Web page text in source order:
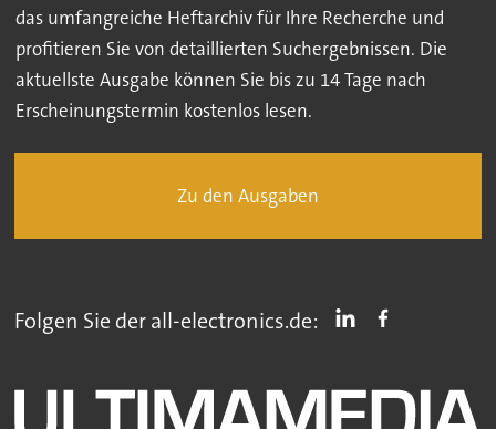
das umfangreiche Heftarchiv für Ihre Recherche und
profitieren Sie von detaillierten Suchergebnissen. Die
aktuellste Ausgabe können Sie bis zu 14 Tage nach
Erscheinungstermin kostenlos lesen.
Zu den Ausgaben
Folgen Sie der all-electronics.de: